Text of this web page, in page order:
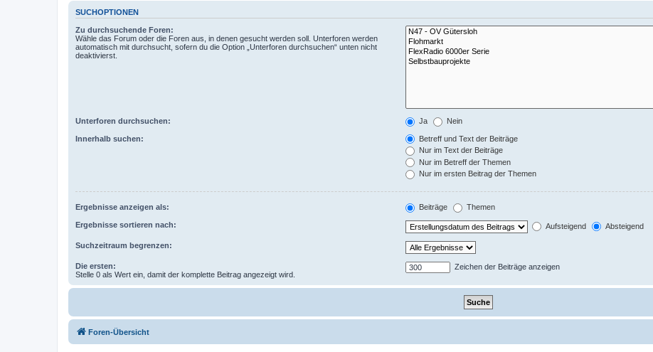
SUCHOPTIONEN
Zu durchsuchende Foren:
Wähle das Forum oder die Foren aus, in denen gesucht werden soll. Unterforen werden
automatisch mit durchsucht, sofern du die Option „Unterforen durchsuchen“ unten nicht
deaktivierst.
Unterforen durchsuchen: Ja Nein
Innerhalb suchen:
Betreff und Text der Beiträge
Nur im Text der Beiträge
Nur im Betreff der Themen
Nur im ersten Beitrag der Themen
Ergebnisse anzeigen als: Beiträge Themen
Ergebnisse sortieren nach: Aufsteigend Absteigend
Suchzeitraum begrenzen:
Die ersten:
Stelle 0 als Wert ein, damit der komplette Beitrag angezeigt wird.
Zeichen der Beiträge anzeigen
Foren-Übersicht